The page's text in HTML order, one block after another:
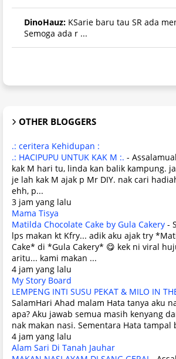
DinoHauz: KSarie baru tau SR ada
Semoga ada r ...
OTHER BLOGGERS
.: ceritera Kehidupan :
.: HACIPUPU UNTUK KAK M :. -
kak M hari tu, linda kan balik kampung.
je lah kak M ajak p Mr DIY. nak cari
ehh, p...
3 jam yang lalu
Mama Tisya
Matilda Chocolate Cake by Gula Cakery -
lps makan kt Kfry... adik aku ajak try
Cake* di *Gula Cakery* 😋 kek ni viral
aritu... kami makan ...
4 jam yang lalu
My Story Board
LEMPENG INTI SUSU PEKAT & MILO IN
SalamHari Ahad malam Hata tanya aku
apa? Aku jawab semua masih kenyang
nak makan nasi. Sementara Hata tampal
4 jam yang lalu
Alam Sari Di Tanah Jauhar